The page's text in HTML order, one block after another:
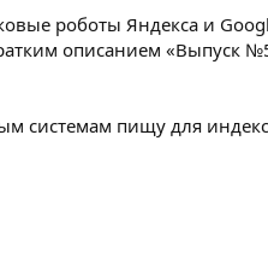
роботы Яндекса и
описанием «Выпуск
системам пищу для